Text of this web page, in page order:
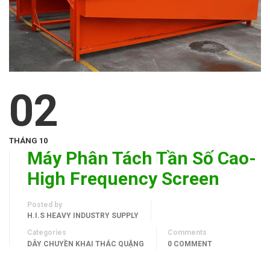
02
THÁNG 10
Máy Phân Tách Tần Số Cao-
High Frequency Screen
Posted by
H.I.S HEAVY INDUSTRY SUPPLY
Categories
DÂY CHUYỀN KHAI THÁC QUẶNG
Comments
0 COMMENT